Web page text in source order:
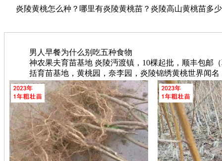
炎陵黄桃怎么种？哪里有炎陵黄桃苗？炎陵高山黄桃苗多
男人早餐为什么别吃五种食物
神农果夫育苗基地 炎陵沔渡镇，10棵起批，顺丰包邮
括育苗基地，黄桃园，奈李园，炎陵锦绣黄桃世界闻名